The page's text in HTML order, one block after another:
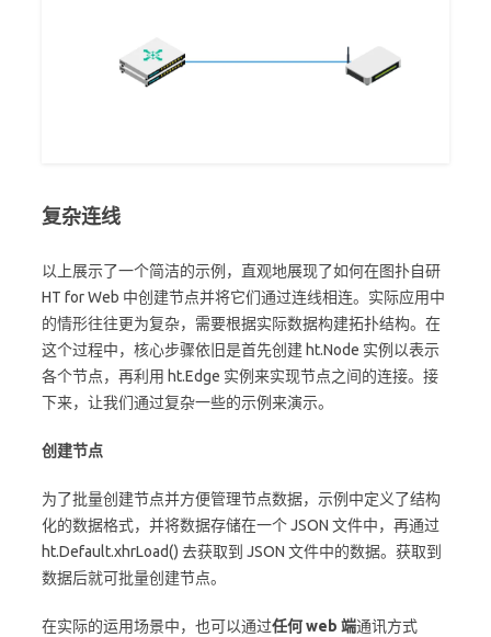
复杂连线
以上展示了一个简洁的示例，直观地展现了如何在图扑自研
HT for Web 中创建节点并将它们通过连线相连。实际应用中
的情形往往更为复杂，需要根据实际数据构建拓扑结构。在
这个过程中，核心步骤依旧是首先创建 ht.Node 实例以表示
各个节点，再利用 ht.Edge 实例来实现节点之间的连接。接
下来，让我们通过复杂一些的示例来演示。
创建节点
为了批量创建节点并方便管理节点数据，示例中定义了结构
化的数据格式，并将数据存储在一个 JSON 文件中，再通过
ht.Default.xhrLoad() 去获取到 JSON 文件中的数据。获取到
数据后就可批量创建节点。
在实际的运用场景中，也可以通过任何 web 端通讯方式